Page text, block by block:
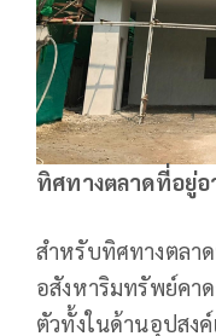
ทิศทางตลาดที่อยู่อ
สำหรับทิศทางตลา
อสังหาริมทรัพย์คา
ตัวทั้งในด้านอุปสง